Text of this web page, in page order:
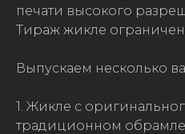
печати высокого
Тираж жикле
Выпускаем несколько
1. Жикле с
традиционном